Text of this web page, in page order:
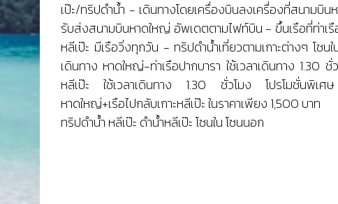
เป๊ะ/ทริปดำน้ำ - เดินทางโดยเครื่องบินลงเครื่องที่สนามบิน
รับส่งสนามบินหาดใหญ่ อัพเดตตามไฟท์บิน - ขึ้นเรือที่ท่าเรือ
หลีเป๊ะ มีเรือวิ่งทุกวัน - ทริปดำน้ำเที่ยวตามเกาะต่างๆ โซนใ
เดินทาง หาดใหญ่-ท่าเรือปากบารา ใช้เวลาเดินทาง 1.30 ชั่
หลีเป๊ะ ใช้เวลาเดินทาง 1.30 ชั่วโมง โปรโมชั่นพิเ
หาดใหญ่+เรือไปกลับเกาะหลีเป๊ะ ในราคาเพียง 1,500 บาท
ทริปดำน้ำ หลีเป๊ะ ดำน้ำหลีเป๊ะ โซนใน โซนนอก